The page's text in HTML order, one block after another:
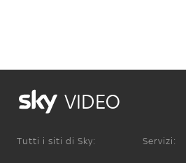
VIDEO
Tutti i siti di Sky: Servizi: